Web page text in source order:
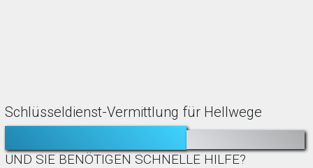
Schlüsseldienst-Vermittlung für Hellwege
TÜR ZUGEFALLEN?
UND SIE BENÖTIGEN SCHNELLE HILFE?